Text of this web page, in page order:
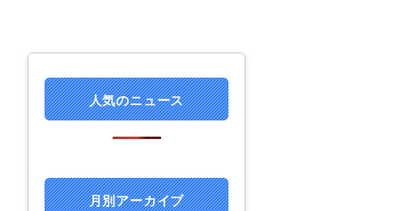
人気のニュース
月別アーカイブ